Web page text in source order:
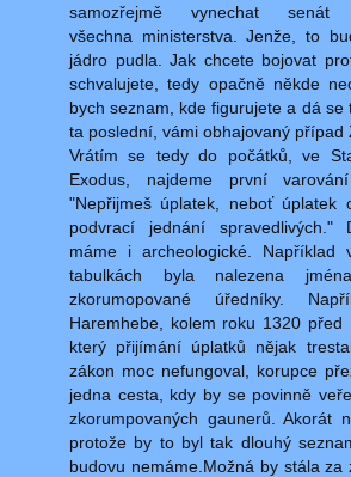
samozřejmě vynechat
všechna ministerstva. Jenže, to
jádro pudla. Jak chcete bojovat
schvalujete, tedy opačně někde
bych seznam, kde figurujete a dá se
ta poslední, vámi obhajovaný případ
Vrátím se tedy do počátků, ve
Exodus, najdeme první
"Nepřijmeš úplatek, neboť úplatek
podvrací jednání spravedlivých."
máme i archeologické. Například
tabulkách byla nalezena
zkorumopované úředníky.
Haremhebe, kolem roku 1320 před
který přijímání úplatků nějak
zákon moc nefungoval, korupce
jedna cesta, kdy by se povinně
zkorumpovaných gaunerů. Akorát
protože by to byl tak dlouhý
budovu nemáme.Možná by stála